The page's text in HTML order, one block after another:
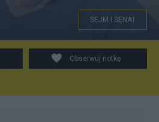
SEJM I SENAT
Obserwuj notkę